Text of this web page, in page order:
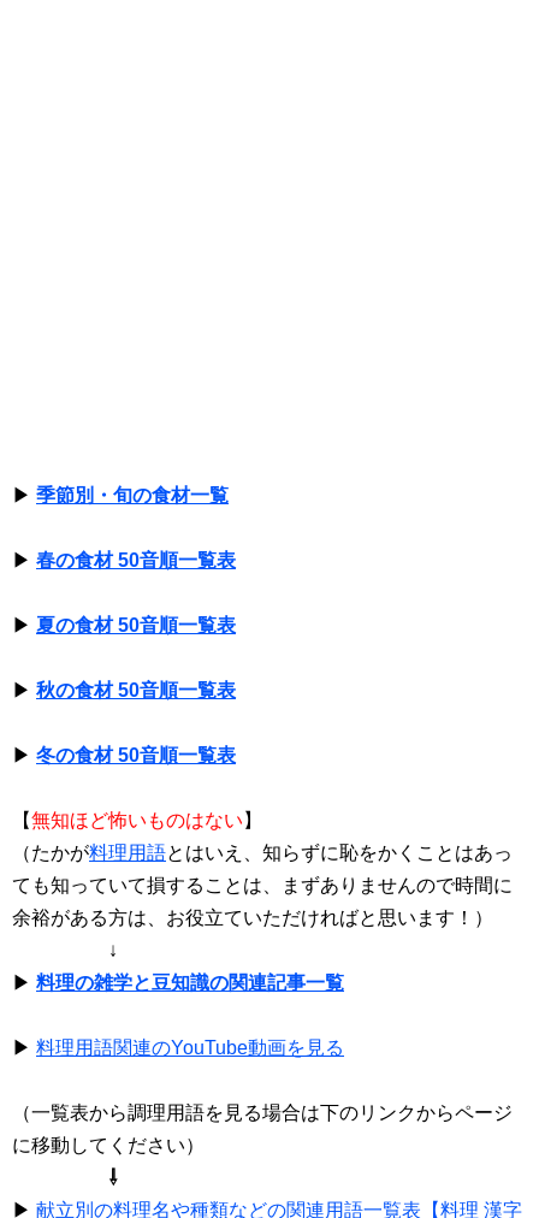
▶ 季節別・旬の食材一覧
▶ 春の食材 50音順一覧表
▶ 夏の食材 50音順一覧表
▶ 秋の食材 50音順一覧表
▶ 冬の食材 50音順一覧表
【無知ほど怖いものはない 】
（たかが料理用語とはいえ、知らずに恥をかくことはあっ
ても知っていて損することは、まずありませんので時間に
余裕がある方は、お役立ていただければと思います！）
↓
▶ 料理の雑学と豆知識の関連記事一覧
▶ 料理用語関連のYouTube動画を見る
（一覧表から調理用語を見る場合は下のリンクからページ
に移動してください）
⇩
▶ 献立別の料理名や種類などの関連用語一覧表【料理 漢字